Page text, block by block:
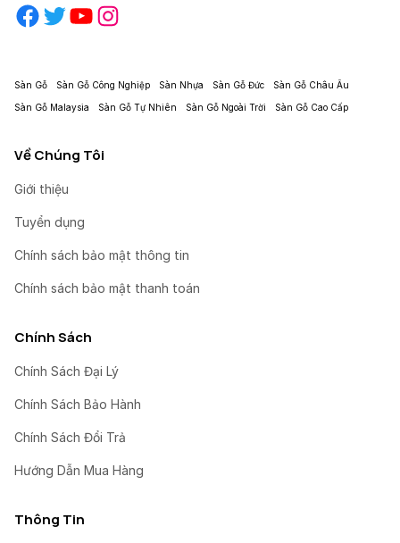
Facebook Twitter YouTube Instagram
Sàn Gỗ Sàn Gỗ Công Nghiệp Sàn Nhựa Sàn Gỗ Đức Sàn Gỗ Châu Âu
Sàn Gỗ Malaysia Sàn Gỗ Tự Nhiên Sàn Gỗ Ngoài Trời Sàn Gỗ Cao Cấp
Về Chúng Tôi
Giới thiệu
Tuyển dụng
Chính sách bảo mật thông tin
Chính sách bảo mật thanh toán
Chính Sách
Chính Sách Đại Lý
Chính Sách Bảo Hành
Chính Sách Đổi Trả
Hướng Dẫn Mua Hàng
Thông Tin